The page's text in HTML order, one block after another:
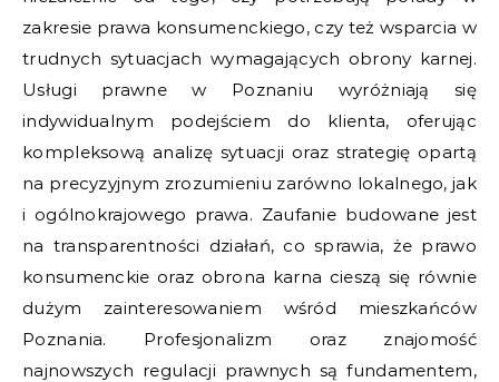
zakresie prawa konsumenckiego, czy też wsparcia w
trudnych sytuacjach wymagających obrony karnej.
Usługi prawne w Poznaniu wyróżniają się
indywidualnym podejściem do klienta, oferując
kompleksową analizę sytuacji oraz strategię opartą
na precyzyjnym zrozumieniu zarówno lokalnego, jak
i ogólnokrajowego prawa. Zaufanie budowane jest
na transparentności działań, co sprawia, że prawo
konsumenckie oraz obrona karna cieszą się równie
dużym zainteresowaniem wśród mieszkańców
Poznania. Profesjonalizm oraz znajomość
najnowszych regulacji prawnych są fundamentem,